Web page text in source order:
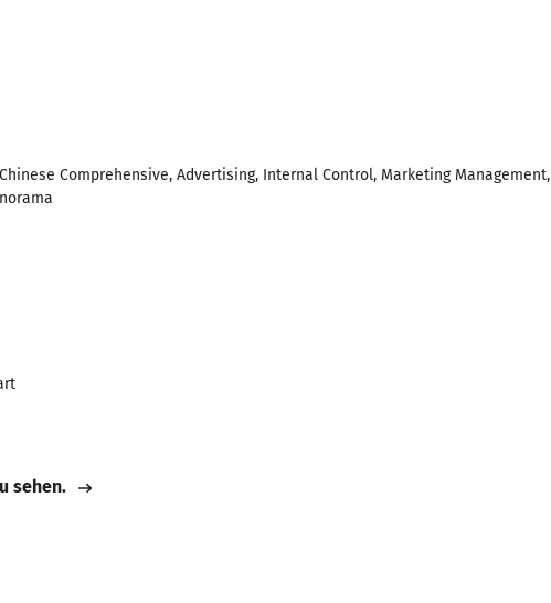
Comprehensive, Advertising, Internal Control, Marketing Management,
sehen.